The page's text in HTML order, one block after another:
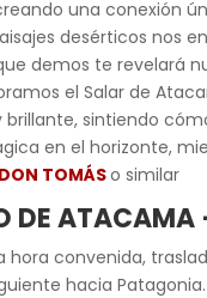
una conexión
desérticos nos
demos te revelará
el Salar de
sintiendo
en el horizonte,
TOMÁSo similar
DE ATACAMA
hora convenida,
hacia Patagonia.